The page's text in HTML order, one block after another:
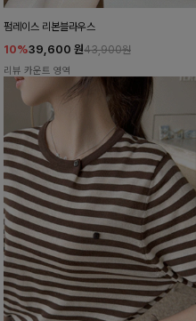
펌레이스 리본블라우스
10%39,600 원43,900원
리뷰 카운트 영역